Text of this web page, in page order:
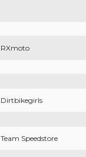
RXmoto
Dirtbikegirls
Team Speedstore